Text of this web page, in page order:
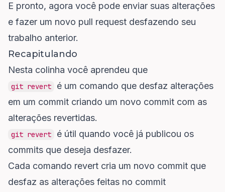
E pronto, agora você pode enviar suas alterações
e fazer um novo pull request desfazendo seu
trabalho anterior.
Recapitulando
Nesta colinha você aprendeu que
git revert
é um comando que desfaz alterações
em um commit criando um novo commit com as
alterações revertidas.
git revert
é útil quando você já publicou os
commits que deseja desfazer.
Cada comando revert cria um novo commit que
desfaz as alterações feitas no commit